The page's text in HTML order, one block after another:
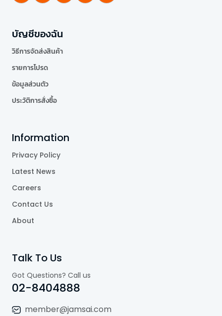
บัญชีของฉัน
วิธีการจัดส่งสินค้า
รายการโปรด
ข้อมูลส่วนตัว
ประวัติการสั่งซื้อ
Information
Privacy Policy
Latest News
Careers
Contact Us
About
Talk To Us
Got Questions? Call us
02-8404888
member@jamsai.com